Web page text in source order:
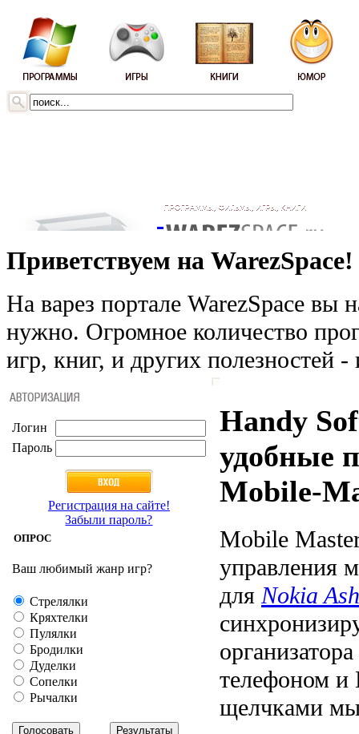
Приветствуем на WarezSpace!
На варез портале WarezSpace вы
нужно. Огромное количество
игр, книг, и других полезностей
Логин
Пароль
Регистрация на сайте!
Забыли пароль?
ОПРОС
Ваш любимый жанр игр?
Стрелялки
Кряхтелки
Пулялки
Бродилки
Дуделки
Сопелки
Рычалки
Handy
удобные
Mobile-
Mobile
управления
дляNokia
телефоном и
щелчками